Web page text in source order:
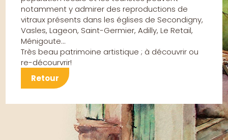
notamment y admirer des reproductions de
vitraux présents dans les églises de Secondigny,
Vasles, Lageon, Saint-Germier, Adilly, Le Retail,
Ménigoute…
Très beau patrimoine artistique ; à découvrir ou
re-décourvrir!
Retour